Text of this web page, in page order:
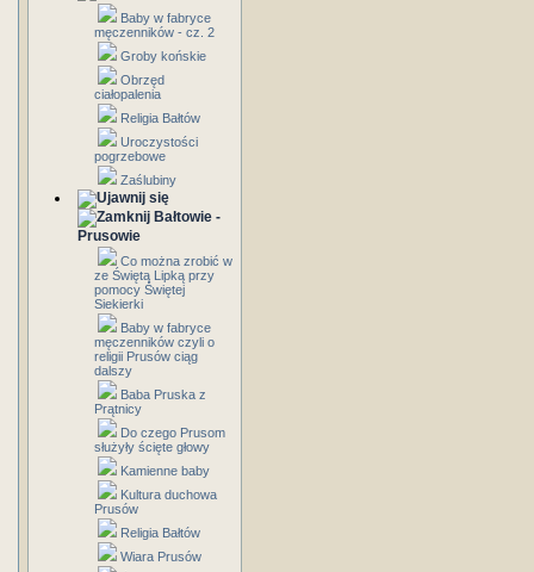
Baby w fabryce
męczenników - cz. 2
Groby końskie
Obrzęd
ciałopalenia
Religia Bałtów
Uroczystości
pogrzebowe
Zaślubiny
Bałtowie -
Prusowie
Co można zrobić w
ze Świętą Lipką przy
pomocy Świętej
Siekierki
Baby w fabryce
męczenników czyli o
religii Prusów ciąg
dalszy
Baba Pruska z
Prątnicy
Do czego Prusom
służyły ścięte głowy
Kamienne baby
Kultura duchowa
Prusów
Religia Bałtów
Wiara Prusów